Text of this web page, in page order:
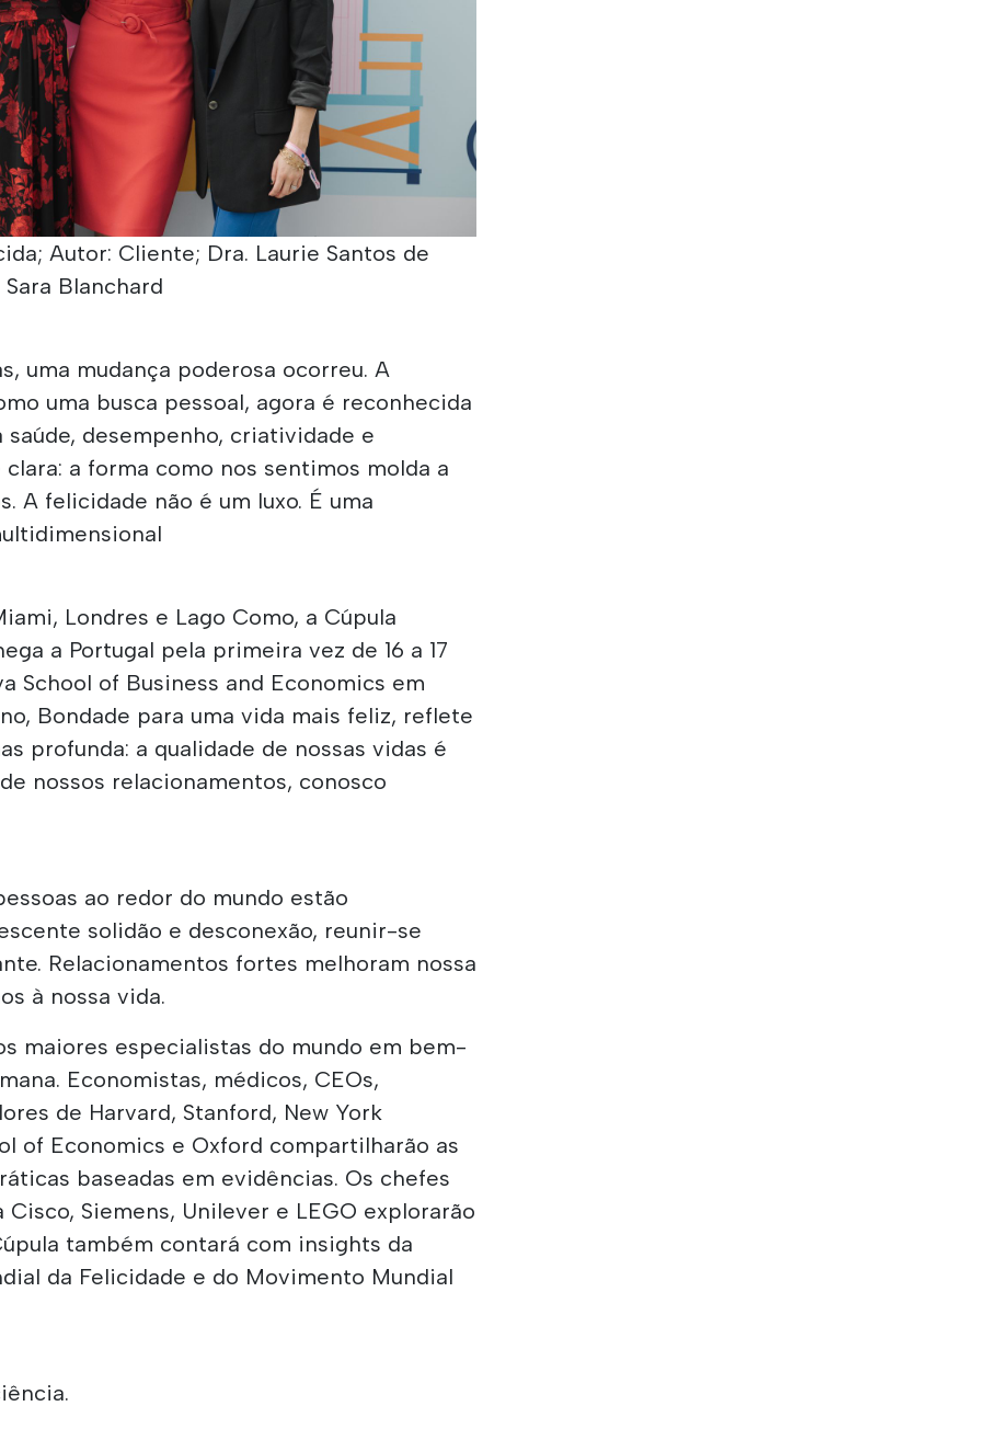
Autor: Cliente; Dra. Laurie Santos de
Blanchard
uma mudança poderosa ocorreu. A
uma busca pessoal, agora é reconhecida
desempenho, criatividade e
a forma como nos sentimos molda a
A felicidade não é um luxo. É uma
Londres e Lago Como, a Cúpula
a Portugal pela primeira vez de 16 a 17
School of Business and Economics em
Bondade para uma vida mais feliz, reflete
profunda: a qualidade de nossas vidas é
nossos relacionamentos, conosco
ao redor do mundo estão
solidão e desconexão, reunir-se
Relacionamentos fortes melhoram nossa
à nossa vida.
maiores especialistas do mundo em bem-
Economistas, médicos, CEOs,
de Harvard, Stanford, New York
of Economics e Oxford compartilharão as
baseadas em evidências. Os chefes
Siemens, Unilever e LEGO explorarão
também contará com insights da
da Felicidade e do Movimento Mundial